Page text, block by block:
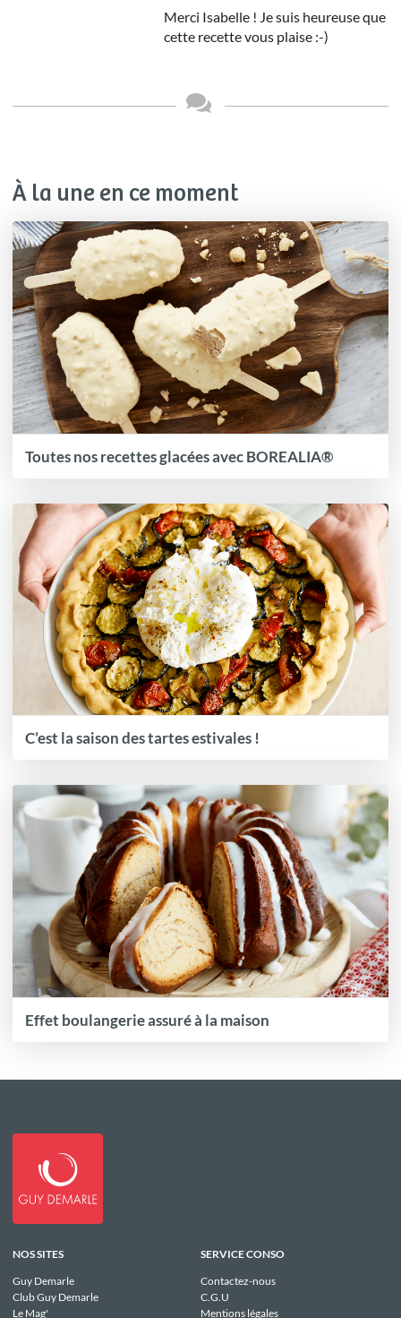
Merci Isabelle ! Je suis heureuse que
cette recette vous plaise :-)
À la une en ce moment
Toutes nos recettes glacées avec BOREALIA®
C’est la saison des tartes estivales !
Effet boulangerie assuré à la maison
NOS SITES
Guy Demarle
Club Guy Demarle
Le Mag'
SERVICE CONSO
Contactez-nous
C.G.U
Mentions légales